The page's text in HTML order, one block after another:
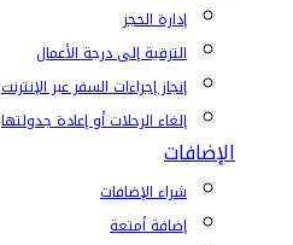
إدارة الحجز
الترقية إلى درجة الأعمال
إنجاز إجراءات السفر عبر الإنترنت
إلغاء الرحلات أو إعادة جدولتها
الإضافات
شراء الإضافات
إضافة أمتعة